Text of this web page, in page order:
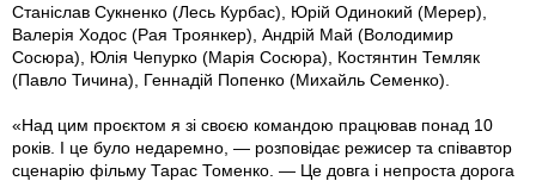
Станіслав Сукненко (Лесь Курбас), Юрій Одинокий (Мерер),
Валерія Ходос (Рая Троянкер), Андрій Май (Володимир
Сосюра), Юлія Чепурко (Марія Сосюра), Костянтин Темляк
(Павло Тичина), Геннадій Попенко (Михайль Семенко).
«Над цим проєктом я зі своєю командою працював понад 10
років. І це було недаремно, — розповідає режисер та співавтор
сценарію фільму Тарас Томенко. — Це довга і непроста дорога